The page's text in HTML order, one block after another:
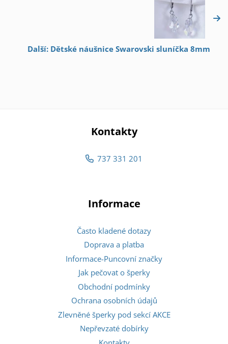
Další: Dětské náušnice Swarovski sluníčka 8mm
Kontakty
737 331 201
Informace
Často kladené dotazy
Doprava a platba
Informace-Puncovní značky
Jak pečovat o šperky
Obchodní podmínky
Ochrana osobních údajů
Zlevněné šperky pod sekcí AKCE
Nepřevzaté dobírky